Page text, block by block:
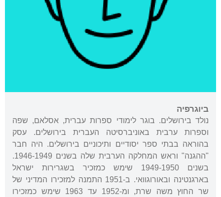
ביוגרפיה
נולד בירושלים. בוגר לימודי ספרות עברית, אסלאם, שפה
וספרות ערבית באוניברסיטה העברית בירושלים. עסק
בהוראה בבתי ספר יסודיים ותיכוניים בירושלים. היה חבר
"ההגנה" וראש המחלקה הערבית שלה בשנים 1946-1949.
בשנים 1949-1950 שימש כמזכיר בשגרירות ישראל
בארגנטינה ובאורוגוואי. ב-1951 התמנה למזכירו המדיני של
שר החוץ משה שרת, ומ-1952 עד 1963 שימש כמזכירו